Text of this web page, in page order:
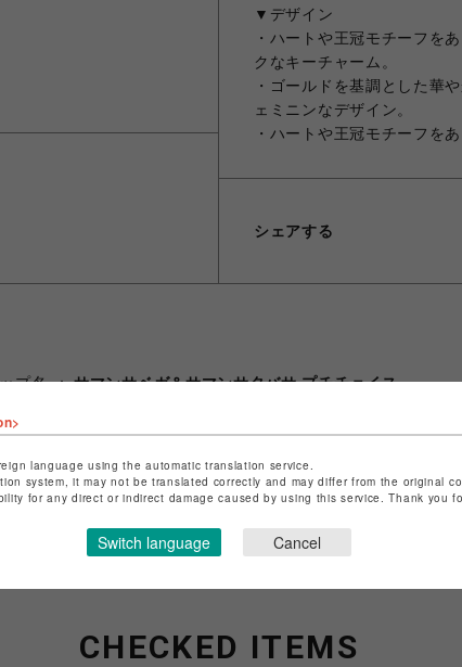
▼デザイン
・ハートや王冠モチーフを
クなキーチャーム。
・ゴールドを基調とした華
ェミニンなデザイン。
・ハートや王冠モチーフを
シェアする
プ名
サマンサベガ＆サマンサタバサ プチチョイス
プお問い合わせはこちら
CHECKED ITEMS
language using the automatic translation service.
system, it may not be translated correctly and may differ from the original
for any direct or indirect damage caused by using this service. Thank you
Switch language Cancel